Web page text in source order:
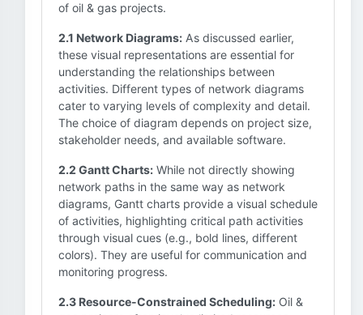
of oil & gas projects.
2.1 Network Diagrams: As discussed earlier,
these visual representations are essential for
understanding the relationships between
activities. Different types of network diagrams
cater to varying levels of complexity and detail.
The choice of diagram depends on project size,
stakeholder needs, and available software.
2.2 Gantt Charts: While not directly showing
network paths in the same way as network
diagrams, Gantt charts provide a visual schedule
of activities, highlighting critical path activities
through visual cues (e.g., bold lines, different
colors). They are useful for communication and
monitoring progress.
2.3 Resource-Constrained Scheduling: Oil &